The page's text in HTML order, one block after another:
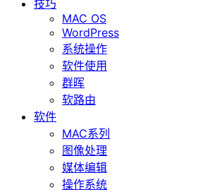
技巧
MAC OS
WordPress
系统操作
软件使用
群晖
软路由
软件
MAC系列
图像处理
媒体编辑
操作系统